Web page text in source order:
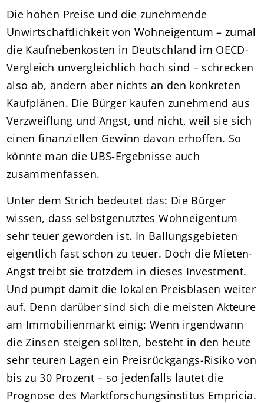
Die hohen Preise und die zunehmende
Unwirtschaftlichkeit von Wohneigentum – zumal
die Kaufnebenkosten in Deutschland im OECD-
Vergleich unvergleichlich hoch sind – schrecken
also ab, ändern aber nichts an den konkreten
Kaufplänen. Die Bürger kaufen zunehmend aus
Verzweiflung und Angst, und nicht, weil sie sich
einen finanziellen Gewinn davon erhoffen. So
könnte man die UBS-Ergebnisse auch
zusammenfassen.
Unter dem Strich bedeutet das: Die Bürger
wissen, dass selbstgenutztes Wohneigentum
sehr teuer geworden ist. In Ballungsgebieten
eigentlich fast schon zu teuer. Doch die Mieten-
Angst treibt sie trotzdem in dieses Investment.
Und pumpt damit die lokalen Preisblasen weiter
auf. Denn darüber sind sich die meisten Akteure
am Immobilienmarkt einig: Wenn irgendwann
die Zinsen steigen sollten, besteht in den heute
sehr teuren Lagen ein Preisrückgangs-Risiko von
bis zu 30 Prozent – so jedenfalls lautet die
Prognose des Marktforschungsinstitus Empricia.